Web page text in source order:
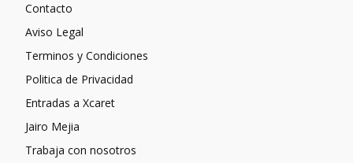
Contacto
Aviso Legal
Terminos y Condiciones
Politica de Privacidad
Entradas a Xcaret
Jairo Mejia
Trabaja con nosotros